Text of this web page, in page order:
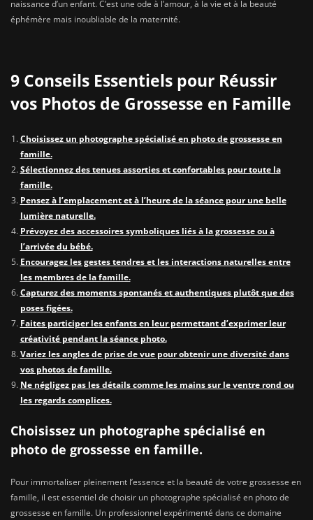
naissance d’un enfant. C’est une ode à l’amour, à la vie et à la beauté
éphémère mais inoubliable de la maternité.
9 Conseils Essentiels pour Réussir
vos Photos de Grossesse en Famille
Choisissez un photographe spécialisé en photo de grossesse en
famille.
Sélectionnez des tenues assorties et confortables pour toute la
famille.
Pensez à l’emplacement et à l’heure de la séance pour une belle
lumière naturelle.
Prévoyez des accessoires symboliques liés à la grossesse ou à
l’arrivée du bébé.
Encouragez les gestes tendres et les interactions naturelles entre
les membres de la famille.
Capturez des moments spontanés et authentiques plutôt que des
poses figées.
Faites participer les enfants en leur permettant d’exprimer leur
créativité pendant la séance photo.
Variez les angles de prise de vue pour obtenir une diversité dans
vos photos de famille.
Ne négligez pas les détails comme les mains sur le ventre rond ou
les regards complices.
Choisissez un photographe spécialisé en
photo de grossesse en famille.
Pour immortaliser pleinement l’essence et la beauté de votre grossesse en
famille, il est essentiel de choisir un photographe spécialisé en photo de
grossesse en famille. Un professionnel expérimenté dans ce domaine